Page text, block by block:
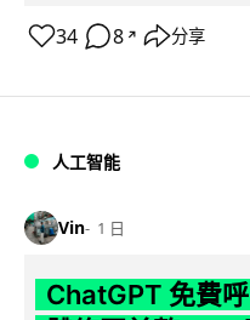
34 8 ↗ 分享
人工智能
Vin 1 日
ChatGPT 免費